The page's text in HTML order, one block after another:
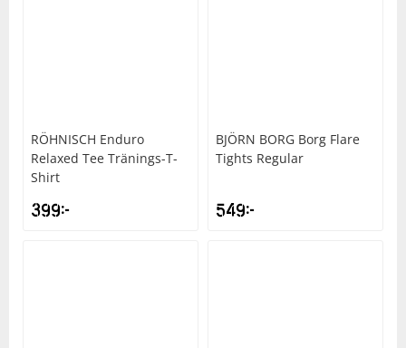
RÖHNISCH Enduro
Relaxed Tee Tränings-T-
Shirt
399kr
BJÖRN BORG Borg Flare
Tights Regular
549kr